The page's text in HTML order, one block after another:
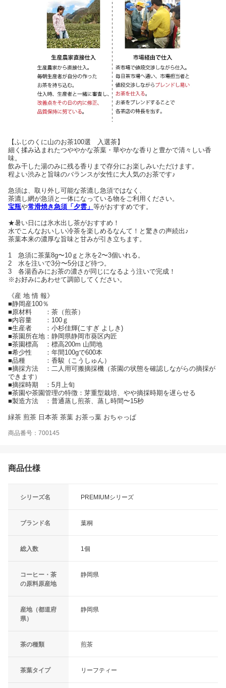
【ふじのくに山のお茶100選 入選茶】
細く揉み込まれたつややかな茶葉・華やかな香りと豊かで清々しい香
味。
飲み干した湯のみに残る香りまで存分にお楽しみいただけます。
程よい渋みと旨味のバランスが女性に大人気のお茶です♪
急須は、取り外し可能な茶漉し急須ではなく、
茶漉し網が急須と一体になっている物をご利用ください。
宝瓶や常滑焼き急須「夕雲」 等がおすすめです。
★暑い日には氷水出し茶がおすすめ！
水でこんなおいしい冷茶を楽しめるなんて！と驚きの声続出♪
茶葉本来の濃厚な旨味と甘みが引き立ちます。
1 急須に茶葉8g〜10ｇと氷を2〜3個いれる。
2 水を注いで3分〜5分ほど待つ。
3 各湯呑みにお茶の濃さが同じになるよう注いで完成！
※お好みにあわせて調節してください。
《産 地 情 報》
■静岡産100％
■原材料 ：茶（煎茶）
■内容量 ：100ｇ
■生産者 ：小杉佳輝(こすぎ よしき)
■茶園所在地：静岡県静岡市葵区内匠
■茶園標高 ：標高200m 山間地
■希少性 ：年間100gで600本
■品種 ：香駿（こうしゅん）
■摘採方法 ：二人用可搬摘採機（茶園の状態を確認しながらの摘採が
できます）
■摘採時期 ：5月上旬
■茶園や茶園管理の特徴：芽重型栽培、やや摘採時期を遅らせる
■製造方法 ：普通蒸し煎茶、蒸し時間〜15秒
緑茶 煎茶 日本茶 茶葉 お茶っ葉 おちゃっぱ
商品番号：700145
商品仕様
シリーズ名 PREMIUMシリーズ
ブランド名 葉桐
総入数 1個
コーヒー・茶
の原料原産地
静岡県
産地（都道府
県）
静岡県
茶の種類 煎茶
茶葉タイプ リーフティー